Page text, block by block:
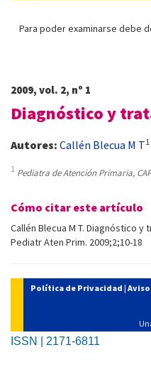
Para poder examinarse debe
2009, vol. 2, nº 1
Diagnóstico y
Autores: Callén Blecua M T1
1 Pediatra de Atención Primaria,
Cómo citar este artículo
Callén Blecua M T. Diagnóstico
Pediatr Aten Prim. 2009;2;10-18
Política de Privacidad |
ISSN | 2171-6811